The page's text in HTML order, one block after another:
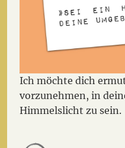
Ich möchte dich
vorzunehmen, in
Himmelslicht zu sein.